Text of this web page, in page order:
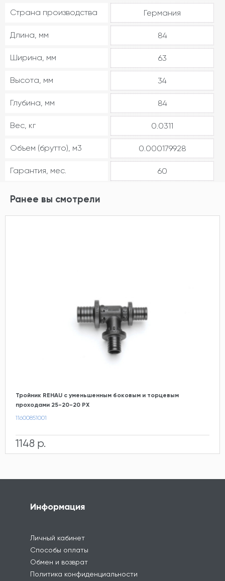
Страна производства Германия
Длина, мм 84
Ширина, мм 63
Высота, мм 34
Глубина, мм 84
Вес, кг 0.0311
Объем (брутто), м3 0.000179928
Гарантия, мес. 60
Ранее вы смотрели
Тройник REHAU с уменьшенным боковым и торцевым
проходами 25-20-20 PX
11600851001
1148 р.
Информация
Личный кабинет
Способы оплаты
Обмен и возврат
Политика конфиденциальности